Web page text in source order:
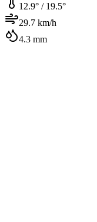
12.9° / 19.5°
29.7 km/h
4.3 mm